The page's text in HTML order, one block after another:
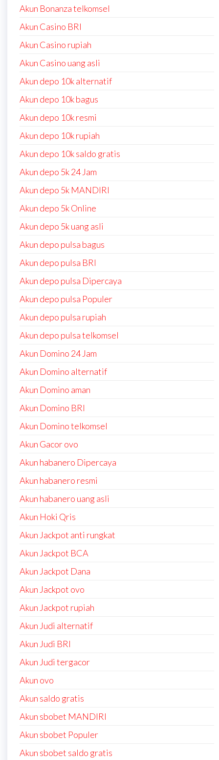
Akun Bonanza telkomsel
Akun Casino BRI
Akun Casino rupiah
Akun Casino uang asli
Akun depo 10k alternatif
Akun depo 10k bagus
Akun depo 10k resmi
Akun depo 10k rupiah
Akun depo 10k saldo gratis
Akun depo 5k 24 Jam
Akun depo 5k MANDIRI
Akun depo 5k Online
Akun depo 5k uang asli
Akun depo pulsa bagus
Akun depo pulsa BRI
Akun depo pulsa Dipercaya
Akun depo pulsa Populer
Akun depo pulsa rupiah
Akun depo pulsa telkomsel
Akun Domino 24 Jam
Akun Domino alternatif
Akun Domino aman
Akun Domino BRI
Akun Domino telkomsel
Akun Gacor ovo
Akun habanero Dipercaya
Akun habanero resmi
Akun habanero uang asli
Akun Hoki Qris
Akun Jackpot anti rungkat
Akun Jackpot BCA
Akun Jackpot Dana
Akun Jackpot ovo
Akun Jackpot rupiah
Akun Judi alternatif
Akun Judi BRI
Akun Judi tergacor
Akun ovo
Akun saldo gratis
Akun sbobet MANDIRI
Akun sbobet Populer
Akun sbobet saldo gratis